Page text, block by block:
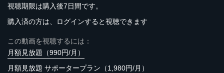
視聴期限は購入後7日間です。
購入済の方は、ログインすると視聴できます
この動画を視聴するには：
月額見放題（990円/月）
月額見放題 サポータープラン（1,980円/月）